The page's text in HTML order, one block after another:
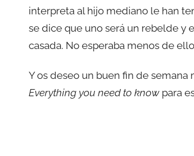
interpreta al hijo mediano le han
se dice que uno será un rebelde y
casada. No esperaba menos de
Y os deseo un buen fin de semana
Everything you need to know para